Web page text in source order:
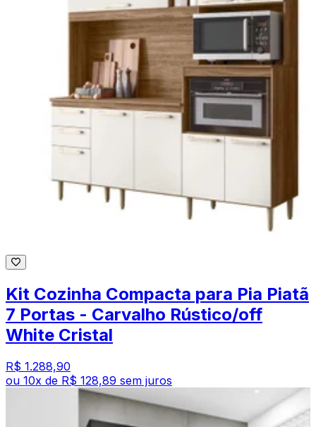
Kit Cozinha Compacta para Pia Piatã
7 Portas - Carvalho Rústico/off
White Cristal
R$ 1.288,90
ou 10x de R$ 128,89 sem juros